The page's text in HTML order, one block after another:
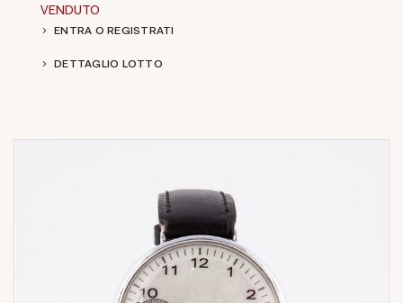
VENDUTO
ENTRA O REGISTRATI
DETTAGLIO LOTTO